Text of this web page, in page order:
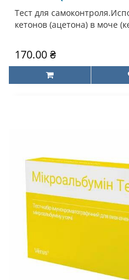
Тест для
кетонов (ацетона) в моче
170.00 ₴